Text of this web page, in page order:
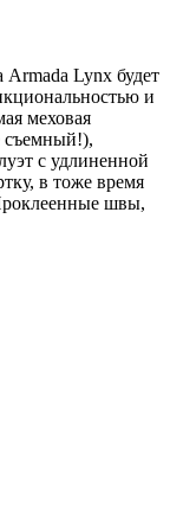
Lynx будет
и
меховая
съемный!),
с удлиненной
в тоже время
швы,